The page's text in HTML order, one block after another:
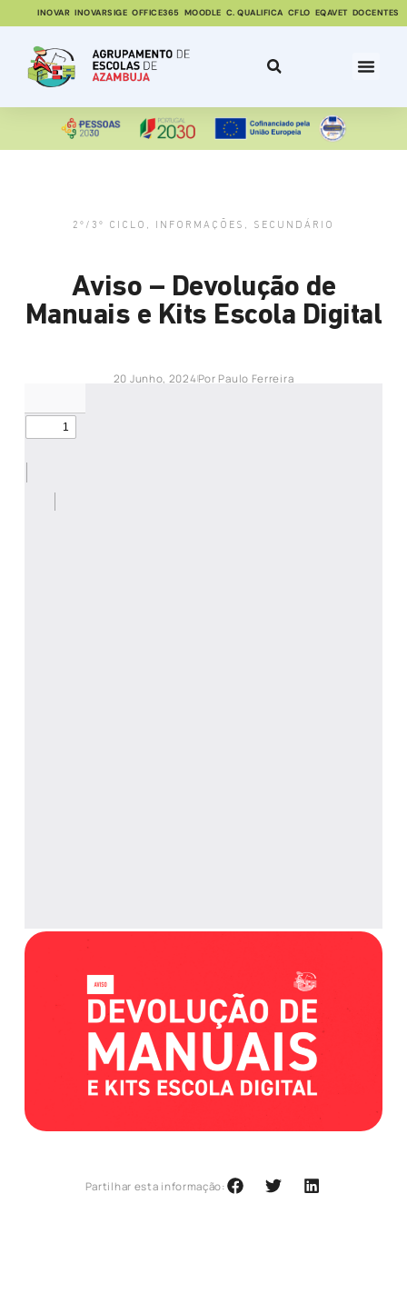
INOVAR INOVARSIGE OFFICE365 MOODLE C. QUALIFICA CFLO EQAVET DOCENTES
2º/3º CICLO , INFORMAÇÕES , SECUNDÁRIO
Aviso – Devolução de
Manuais e Kits Escola Digital
20 Junho, 2024Por Paulo Ferreira
Partilhar esta informação: